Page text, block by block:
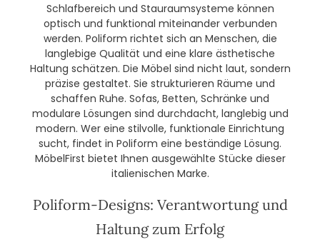
Schlafbereich und Stauraumsysteme können
optisch und funktional miteinander verbunden
werden. Poliform richtet sich an Menschen, die
langlebige Qualität und eine klare ästhetische
Haltung schätzen. Die Möbel sind nicht laut, sondern
präzise gestaltet. Sie strukturieren Räume und
schaffen Ruhe. Sofas, Betten, Schränke und
modulare Lösungen sind durchdacht, langlebig und
modern. Wer eine stilvolle, funktionale Einrichtung
sucht, findet in Poliform eine beständige Lösung.
MöbelFirst bietet Ihnen ausgewählte Stücke dieser
italienischen Marke.
Poliform-Designs: Verantwortung und
Haltung zum Erfolg